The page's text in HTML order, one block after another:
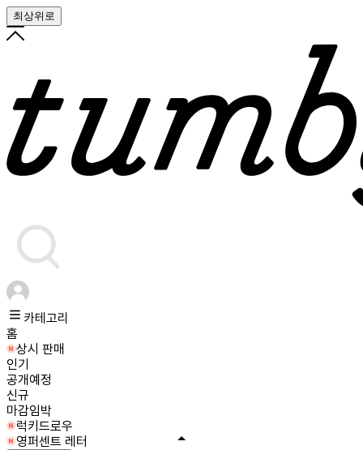
최상위로
카테고리
홈
상시 판매
인기
공개예정
신규
마감임박
럭키드로우
영퍼센트 레터